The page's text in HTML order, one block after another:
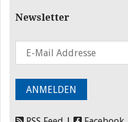
Newsletter